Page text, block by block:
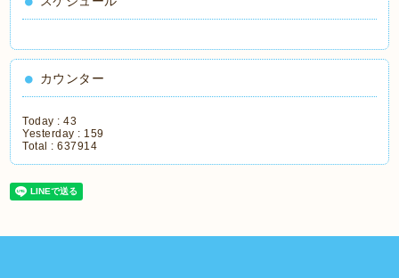
カウンター
Today :43
Yesterday : 159
Total :637914